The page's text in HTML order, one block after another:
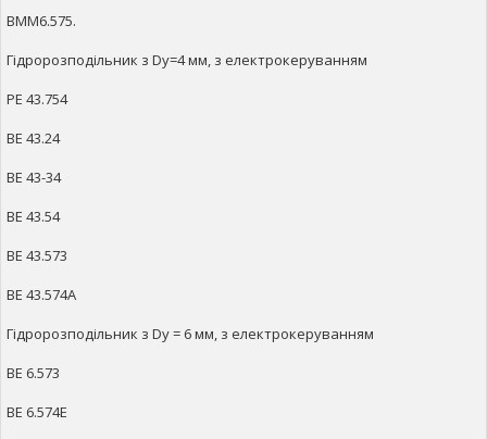
ВММ6.575.
Гідророзподільник з Dy=4 мм, з електрокеруванням
РЕ 43.754
ВЕ 43.24
ВЕ 43-34
ВЕ 43.54
ВЕ 43.573
ВЕ 43.574А
Гідророзподільник з Dy = 6 мм, з електрокеруванням
ВЕ 6.573
ВЕ 6.574Е